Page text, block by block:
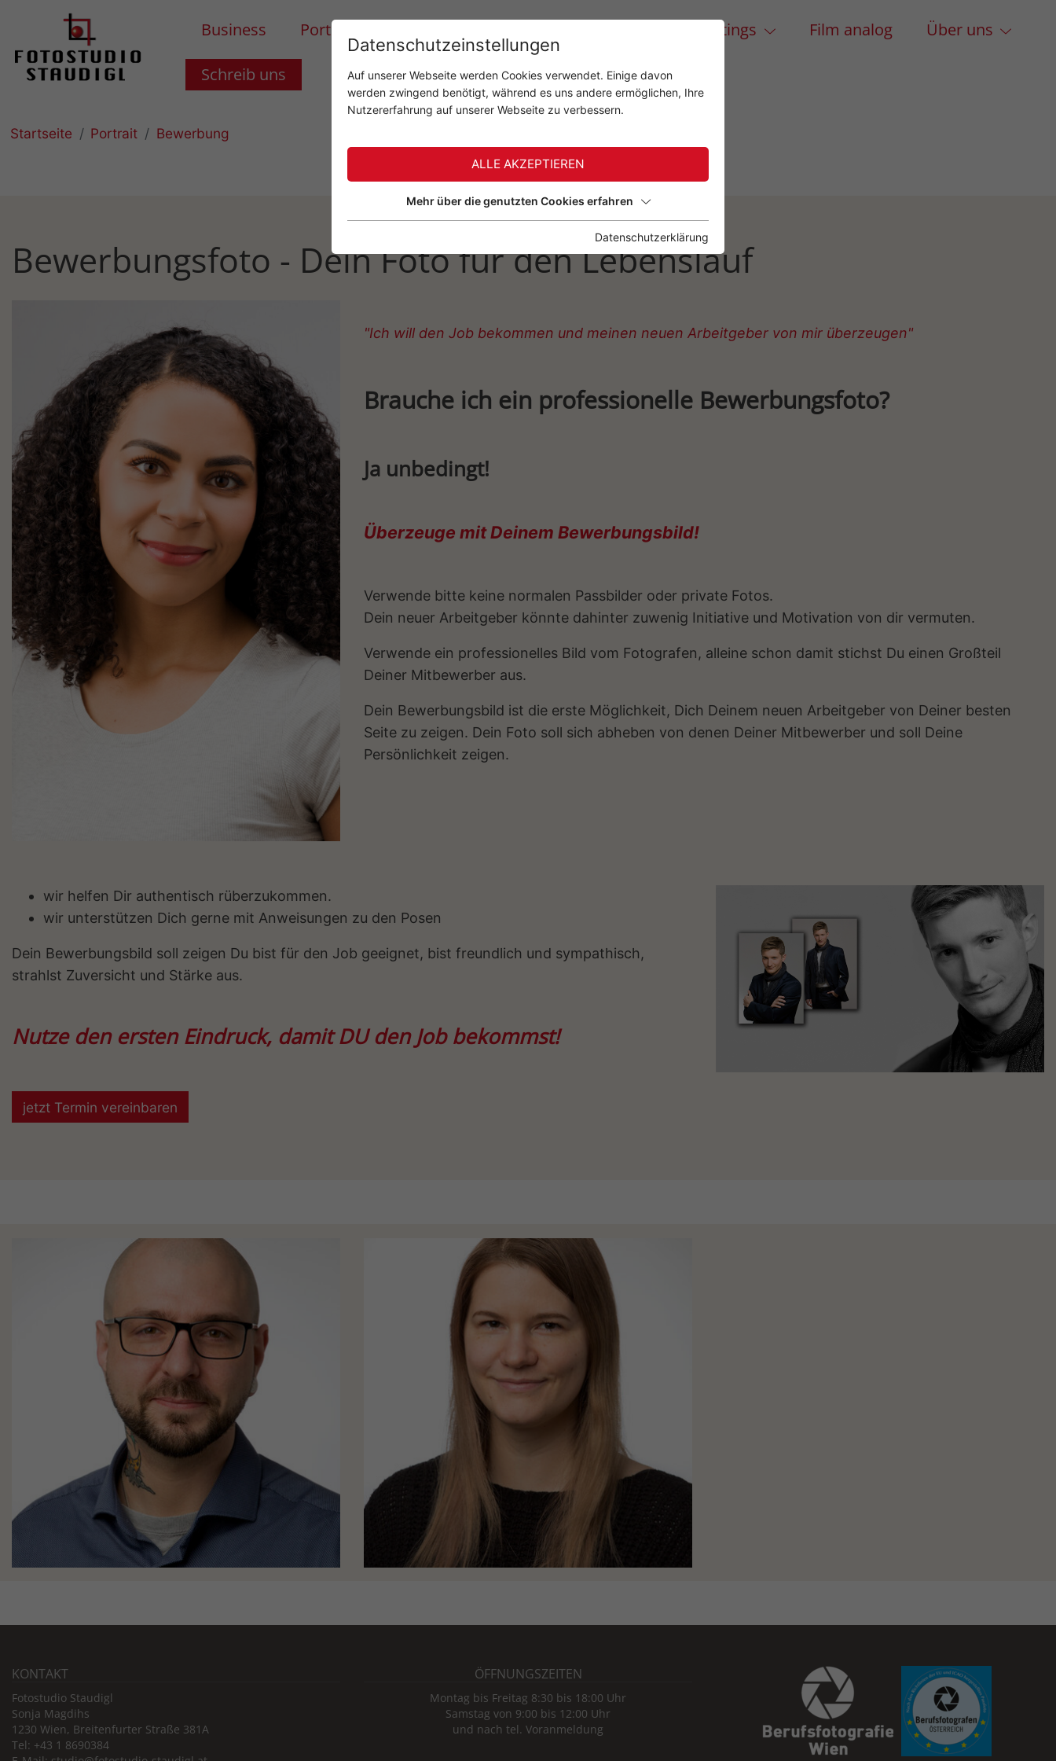
Startseite Portrait Bewerbung
Bewerbungsfoto - Dein Foto für den Lebenslauf
"Ich will den Job bekommen und meinen neuen Arbeitgeber von mir überzeugen"
Brauche ich ein professionelle Bewerbungsfoto?
Ja unbedingt!
Überzeuge mit Deinem Bewerbungsbild!
Verwende bitte keine normalen Passbilder oder private Fotos.
Dein neuer Arbeitgeber könnte dahinter zuwenig Initiative und Motivation von dir vermuten.
Verwende ein professionelles Bild vom Fotografen, alleine schon damit stichst Du einen Großteil
Deiner Mitbewerber aus.
Dein Bewerbungsbild ist die erste Möglichkeit, Dich Deinem neuen Arbeitgeber von Deiner besten
Seite zu zeigen. Dein Foto soll sich abheben von denen Deiner Mitbewerber und soll Deine
Persönlichkeit zeigen.
wir helfen Dir authentisch rüberzukommen.
wir unterstützen Dich gerne mit Anweisungen zu den Posen
Dein Bewerbungsbild soll zeigen Du bist für den Job geeignet, bist freundlich und sympathisch,
strahlst Zuversicht und Stärke aus.
Nutze den ersten Eindruck, damit DU den Job bekommst!
jetzt Termin vereinbaren
KONTAKT
Fotostudio Staudigl
Sonja Magdihs
1230 Wien, Breitenfurter Straße 381A
Tel: +43 1 8690384
ÖFFNUNGSZEITEN
Montag bis Freitag 8:30 bis 18:00 Uhr
Samstag von 9:00 bis 12:00 Uhr
und nach tel. Voranmeldung
Datenschutzeinstellungen
Auf unserer Webseite werden Cookies verwendet. Einige davon
werden zwingend benötigt, während es uns andere ermöglichen, Ihre
Nutzererfahrung auf unserer Webseite zu verbessern.
ALLE AKZEPTIEREN
Mehr über die genutzten Cookies erfahren
Datenschutzerklärung
Business Portrait weitere Shootings Film analog Über uns
Schreib uns